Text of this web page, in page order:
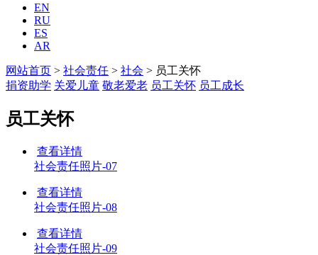
EN
RU
ES
AR
网站首页 > 社会责任 > 社会 > 员工关怀
捐资助学 关爱儿童 敬老爱老 员工关怀 员工成长
员工关怀
查看详情
社会责任照片-07
查看详情
社会责任照片-08
查看详情
社会责任照片-09